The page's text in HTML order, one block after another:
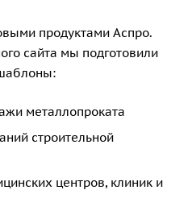
продуктами Аспро.
сайта мы подготовили
металлопроката
строительной
центров, клиник и